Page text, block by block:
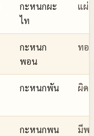
กะหนกผะ
ไท
แผ่
กะหนก
พอน
ทอ
กะหนกพัน ผิด
กะหนกพน มีพ